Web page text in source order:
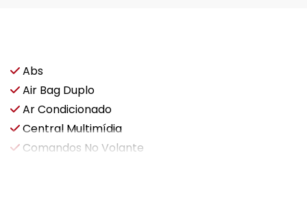
Abs
Air Bag Duplo
Ar Condicionado
Central Multimídia
Comandos No Volante